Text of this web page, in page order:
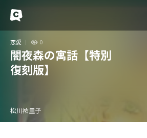
恋愛 0
闇夜森の寓話【特別
復刻版】
松川祐里子